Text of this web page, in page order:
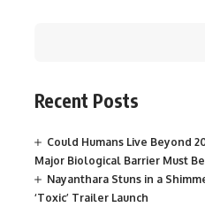
Recent Posts
Could Humans Live Beyond
Major Biological Barrier Must
Nayanthara Stuns in a
‘Toxic’ Trailer Launch